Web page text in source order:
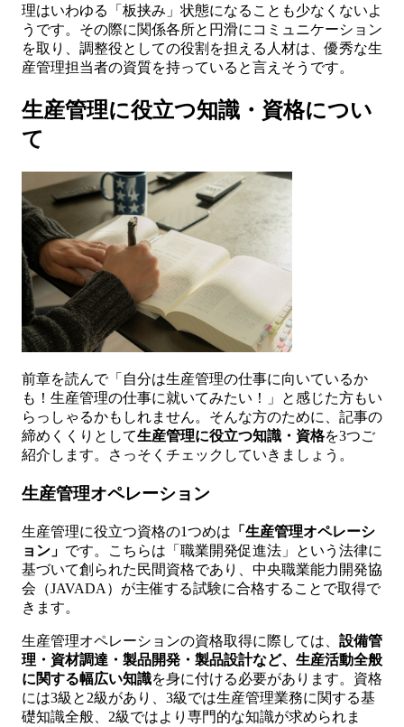
理はいわゆる「板挟み」状態になることも少なくないよ
うです。その際に関係各所と円滑にコミュニケーション
を取り、調整役としての役割を担える人材は、優秀な生
産管理担当者の資質を持っていると言えそうです。
生産管理に役立つ知識・資格につい
て
前章を読んで「自分は生産管理の仕事に向いているか
も！生産管理の仕事に就いてみたい！」と感じた方もい
らっしゃるかもしれません。そんな方のために、記事の
締めくくりとして生産管理に役立つ知識・資格を3つご
紹介します。さっそくチェックしていきましょう。
生産管理オペレーション
生産管理に役立つ資格の1つめは 「生産管理オペレーシ
ョン」 です。こちらは「職業開発促進法」という法律に
基づいて創られた民間資格であり、中央職業能力開発協
会（JAVADA）が主催する試験に合格することで取得で
きます。
生産管理オペレーションの資格取得に際しては、 設備管
理・資材調達・製品開発・製品設計など、生産活動全般
に関する幅広い知識を身に付ける必要があります。資格
には3級と2級があり、3級では生産管理業務に関する基
礎知識全般、2級ではより専門的な知識が求められま